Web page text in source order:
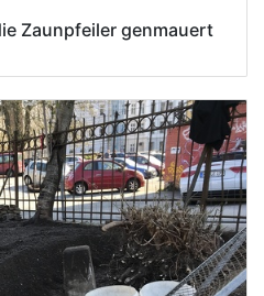
Zaunpfeiler genmauert